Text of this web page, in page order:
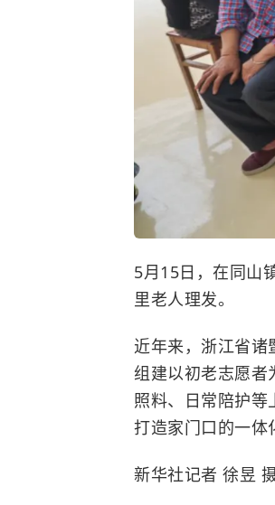
5月15日，在同山
里老人理发。
近年来，浙江省诸
组建以初老志愿
照料、日常陪护等
打造家门口的一体
新华社记者 徐昱